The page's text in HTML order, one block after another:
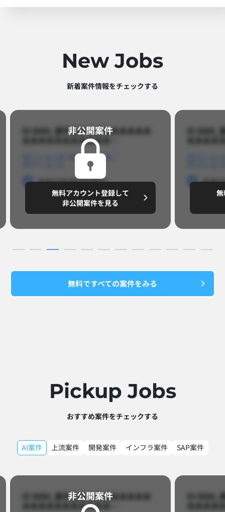
New Jobs
新着案件情報をチェックする​
案件名あああああああああ
あああああああああ…​
ポジションB
勤務地勤務地
～8,888,8888円/月
非公開案件​
無料アカウント登録して
非公開案件を見る
ID 8888_案件名あ
勤務地勤
～
非公
無料アカウ
無料ですべての案件をみる
Pickup Jobs​
おすすめ案件をチェックする
AI案件 上流案件 開発案件 インフラ案件 SAP案件
ID 8888_案件名あああああああああ
あああああああああああ…​
非公開案件​ ID